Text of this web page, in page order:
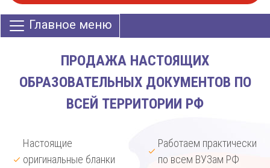
Главное меню
ПРОДАЖА НАСТОЯЩИХ
ОБРАЗОВАТЕЛЬНЫХ ДОКУМЕНТОВ ПО
ВСЕЙ ТЕРРИТОРИИ РФ
Настоящие
оригинальные бланки
Работаем практически
по всем ВУЗам РФ